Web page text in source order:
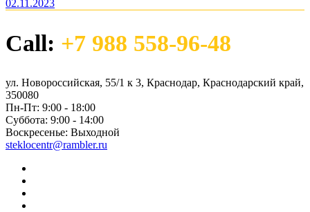
02.11.2023
Call: +7 988 558-96-48
ул. Новороссийская, 55/1 к 3, Краснодар, Краснодарский край,
350080
Пн-Пт: 9:00 - 18:00
Суббота: 9:00 - 14:00
Воскресенье: Выходной
steklocentr@rambler.ru